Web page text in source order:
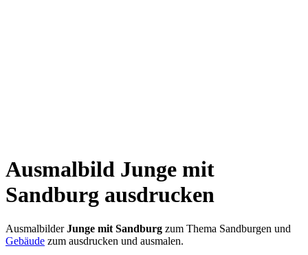
Ausmalbild Junge mit
Sandburg ausdrucken
AusmalbilderJunge mit Sandburg zum Thema Sandburgen und
Gebäude zum ausdrucken und ausmalen.